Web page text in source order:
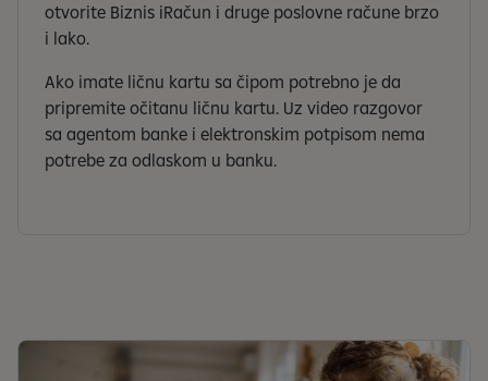
otvorite Biznis iRačun i druge poslovne račune brzo
i lako.
Ako imate ličnu kartu sa čipom potrebno je da
pripremite očitanu ličnu kartu. Uz video razgovor
sa agentom banke i elektronskim potpisom nema
potrebe za odlaskom u banku.